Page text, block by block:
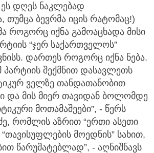
დღეს ნაკლებად
თუმცა ბევრმა იცის რატომაც!)
როგორც იქნა გამოაცხადა მისი
“ჯერ საქართველოს”
დართეს როგორც იქნა ნება.
შექმნით დასავლეთს
ველზე თანდათანობით
და მის მიერ თავიდან ბოლომდე
მოთამაშეები”, - წერს
რომლის აზრით “ერთი ასეთი
“თავისუფლების მოედნის” სახით,
წარუმატებლად”, - აღნიშნავს